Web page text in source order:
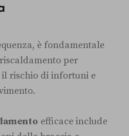
è fondamentale
per
rischio di infortuni e
efficace include